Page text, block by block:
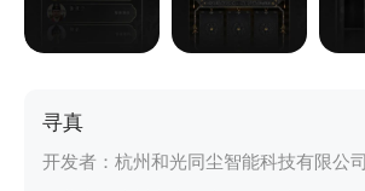
寻真
开发者： 杭州和光同尘智能科技有限公司